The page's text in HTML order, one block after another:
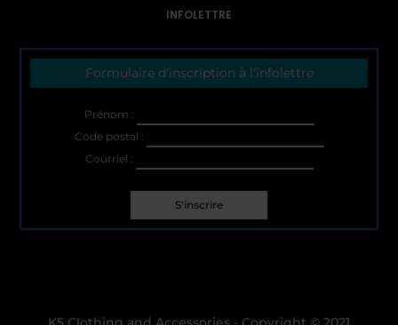
INFOLETTRE
Formulaire d'inscription à l'infolettre
Prénom :
Code postal :
Courriel :